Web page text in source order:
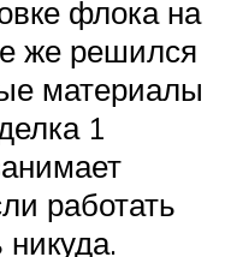
флока на
же решился
материалы
1
работать